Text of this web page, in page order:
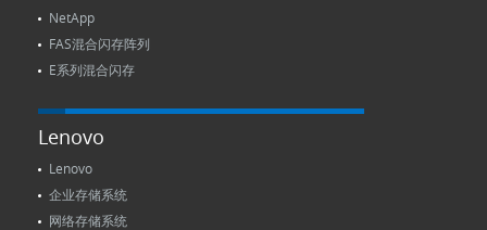
NetApp
FAS混合闪存阵列
E系列混合闪存
Lenovo
Lenovo
企业存储系统
网络存储系统